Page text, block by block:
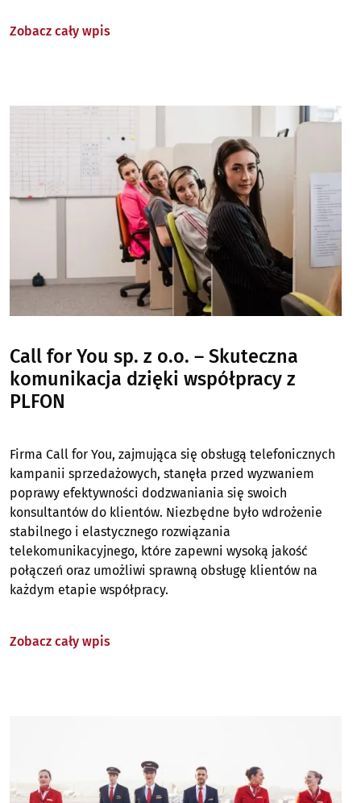
Zobacz cały wpis
Call for You sp. z o.o. – Skuteczna
komunikacja dzięki współpracy z
PLFON
Firma Call for You, zajmująca się obsługą telefonicznych
kampanii sprzedażowych, stanęła przed wyzwaniem
poprawy efektywności dodzwaniania się swoich
konsultantów do klientów. Niezbędne było wdrożenie
stabilnego i elastycznego rozwiązania
telekomunikacyjnego, które zapewni wysoką jakość
połączeń oraz umożliwi sprawną obsługę klientów na
każdym etapie współpracy.
Zobacz cały wpis